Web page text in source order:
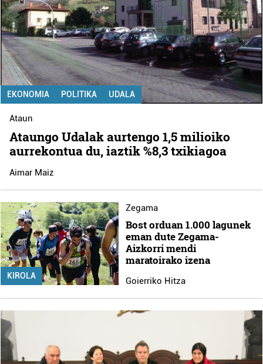
EKONOMIA POLITIKA UDALA
Ataun
Ataungo Udalak aurtengo 1,5 milioiko
aurrekontua du, iaztik %8,3 txikiagoa
Aimar Maiz
KIROLA
Zegama
Bost orduan 1.000 lagunek
eman dute Zegama-
Aizkorri mendi
maratoirako izena
Goierriko Hitza